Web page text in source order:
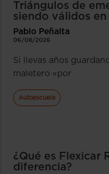
Triángulos de
siendo válidos en
Pablo Peñalta
06/08/2026
Si llevas años
maletero «por
Autoescuela
¿Qué es Flexicar
diferencia?